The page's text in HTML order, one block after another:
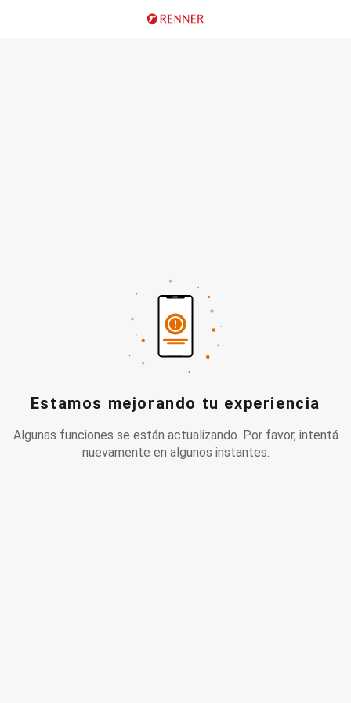
Estamos mejorando tu experiencia
Algunas funciones se están actualizando. Por favor, intentá
nuevamente en algunos instantes.